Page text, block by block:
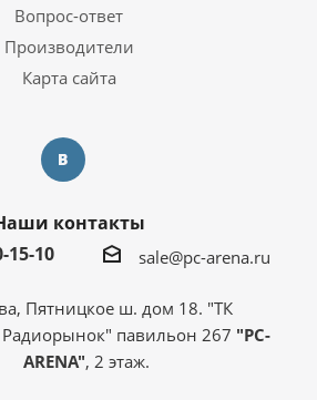
Вопрос-ответ
Производители
Карта сайта
контакты
15-10
sale@pc-arena.ru
Пятницкое ш. дом 18. "ТК
павильон 267 "PC-
ARENA", 2 этаж.